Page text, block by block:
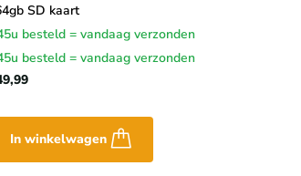
SD kaart
besteld = vandaag verzonden
besteld = vandaag verzonden
In winkelwagen